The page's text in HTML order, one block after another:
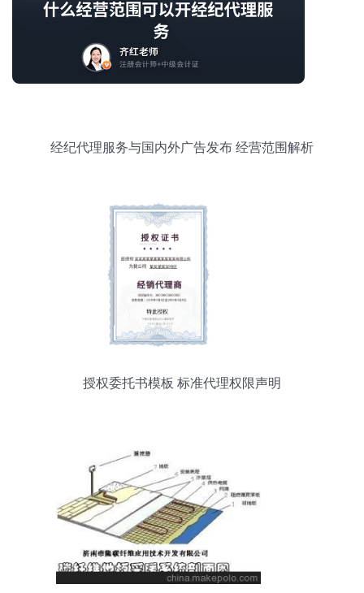
经纪代理服务与国内外广告发布 经营范围解析
授权委托书模板 标准代理权限声明